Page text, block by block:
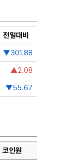
전일대비
▼301.88
▲2.08
▼55.67
코인원